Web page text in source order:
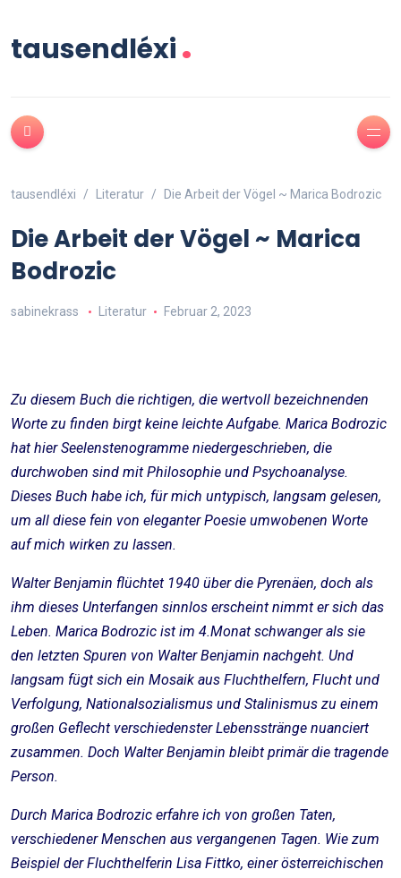
tausendléxi.
tausendléxi Literatur Die Arbeit der Vögel ~ Marica Bodrozic
Die Arbeit der Vögel ~ Marica
Bodrozic
sabinekrass Literatur Februar 2, 2023
Zu diesem Buch die richtigen, die wertvoll bezeichnenden
Worte zu finden birgt keine leichte Aufgabe. Marica Bodrozic
hat hier Seelenstenogramme niedergeschrieben, die
durchwoben sind mit Philosophie und Psychoanalyse.
Dieses Buch habe ich, für mich untypisch, langsam gelesen,
um all diese fein von eleganter Poesie umwobenen Worte
auf mich wirken zu lassen.
Walter Benjamin flüchtet 1940 über die Pyrenäen, doch als
ihm dieses Unterfangen sinnlos erscheint nimmt er sich das
Leben. Marica Bodrozic ist im 4.Monat schwanger als sie
den letzten Spuren von Walter Benjamin nachgeht. Und
langsam fügt sich ein Mosaik aus Fluchthelfern, Flucht und
Verfolgung, Nationalsozialismus und Stalinismus zu einem
großen Geflecht verschiedenster Lebensstränge nuanciert
zusammen. Doch Walter Benjamin bleibt primär die tragende
Person.
Durch Marica Bodrozic erfahre ich von großen Taten,
verschiedener Menschen aus vergangenen Tagen. Wie zum
Beispiel der Fluchthelferin Lisa Fittko, einer österreichischen